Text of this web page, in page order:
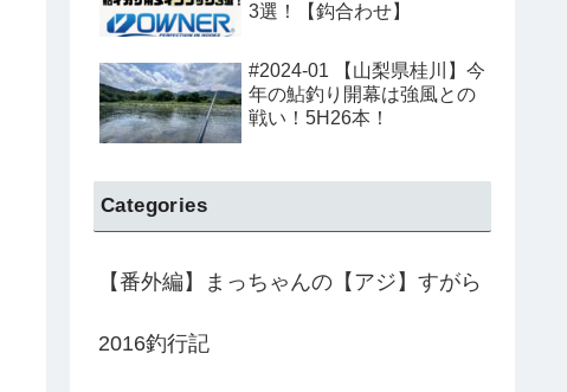
3選！【鈎合わせ】
#2024-01 【山梨県桂川】今
年の鮎釣り開幕は強風との
戦い！5H26本！
Categories
【番外編】まっちゃんの【アジ】すがら
2016釣行記